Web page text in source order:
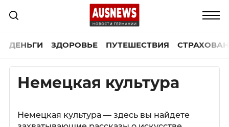
ДЕНЬГИ ЗДОРОВЬЕ ПУТЕШЕСТВИЯ
Немецкая культура
Немецкая культура — здесь вы найдете